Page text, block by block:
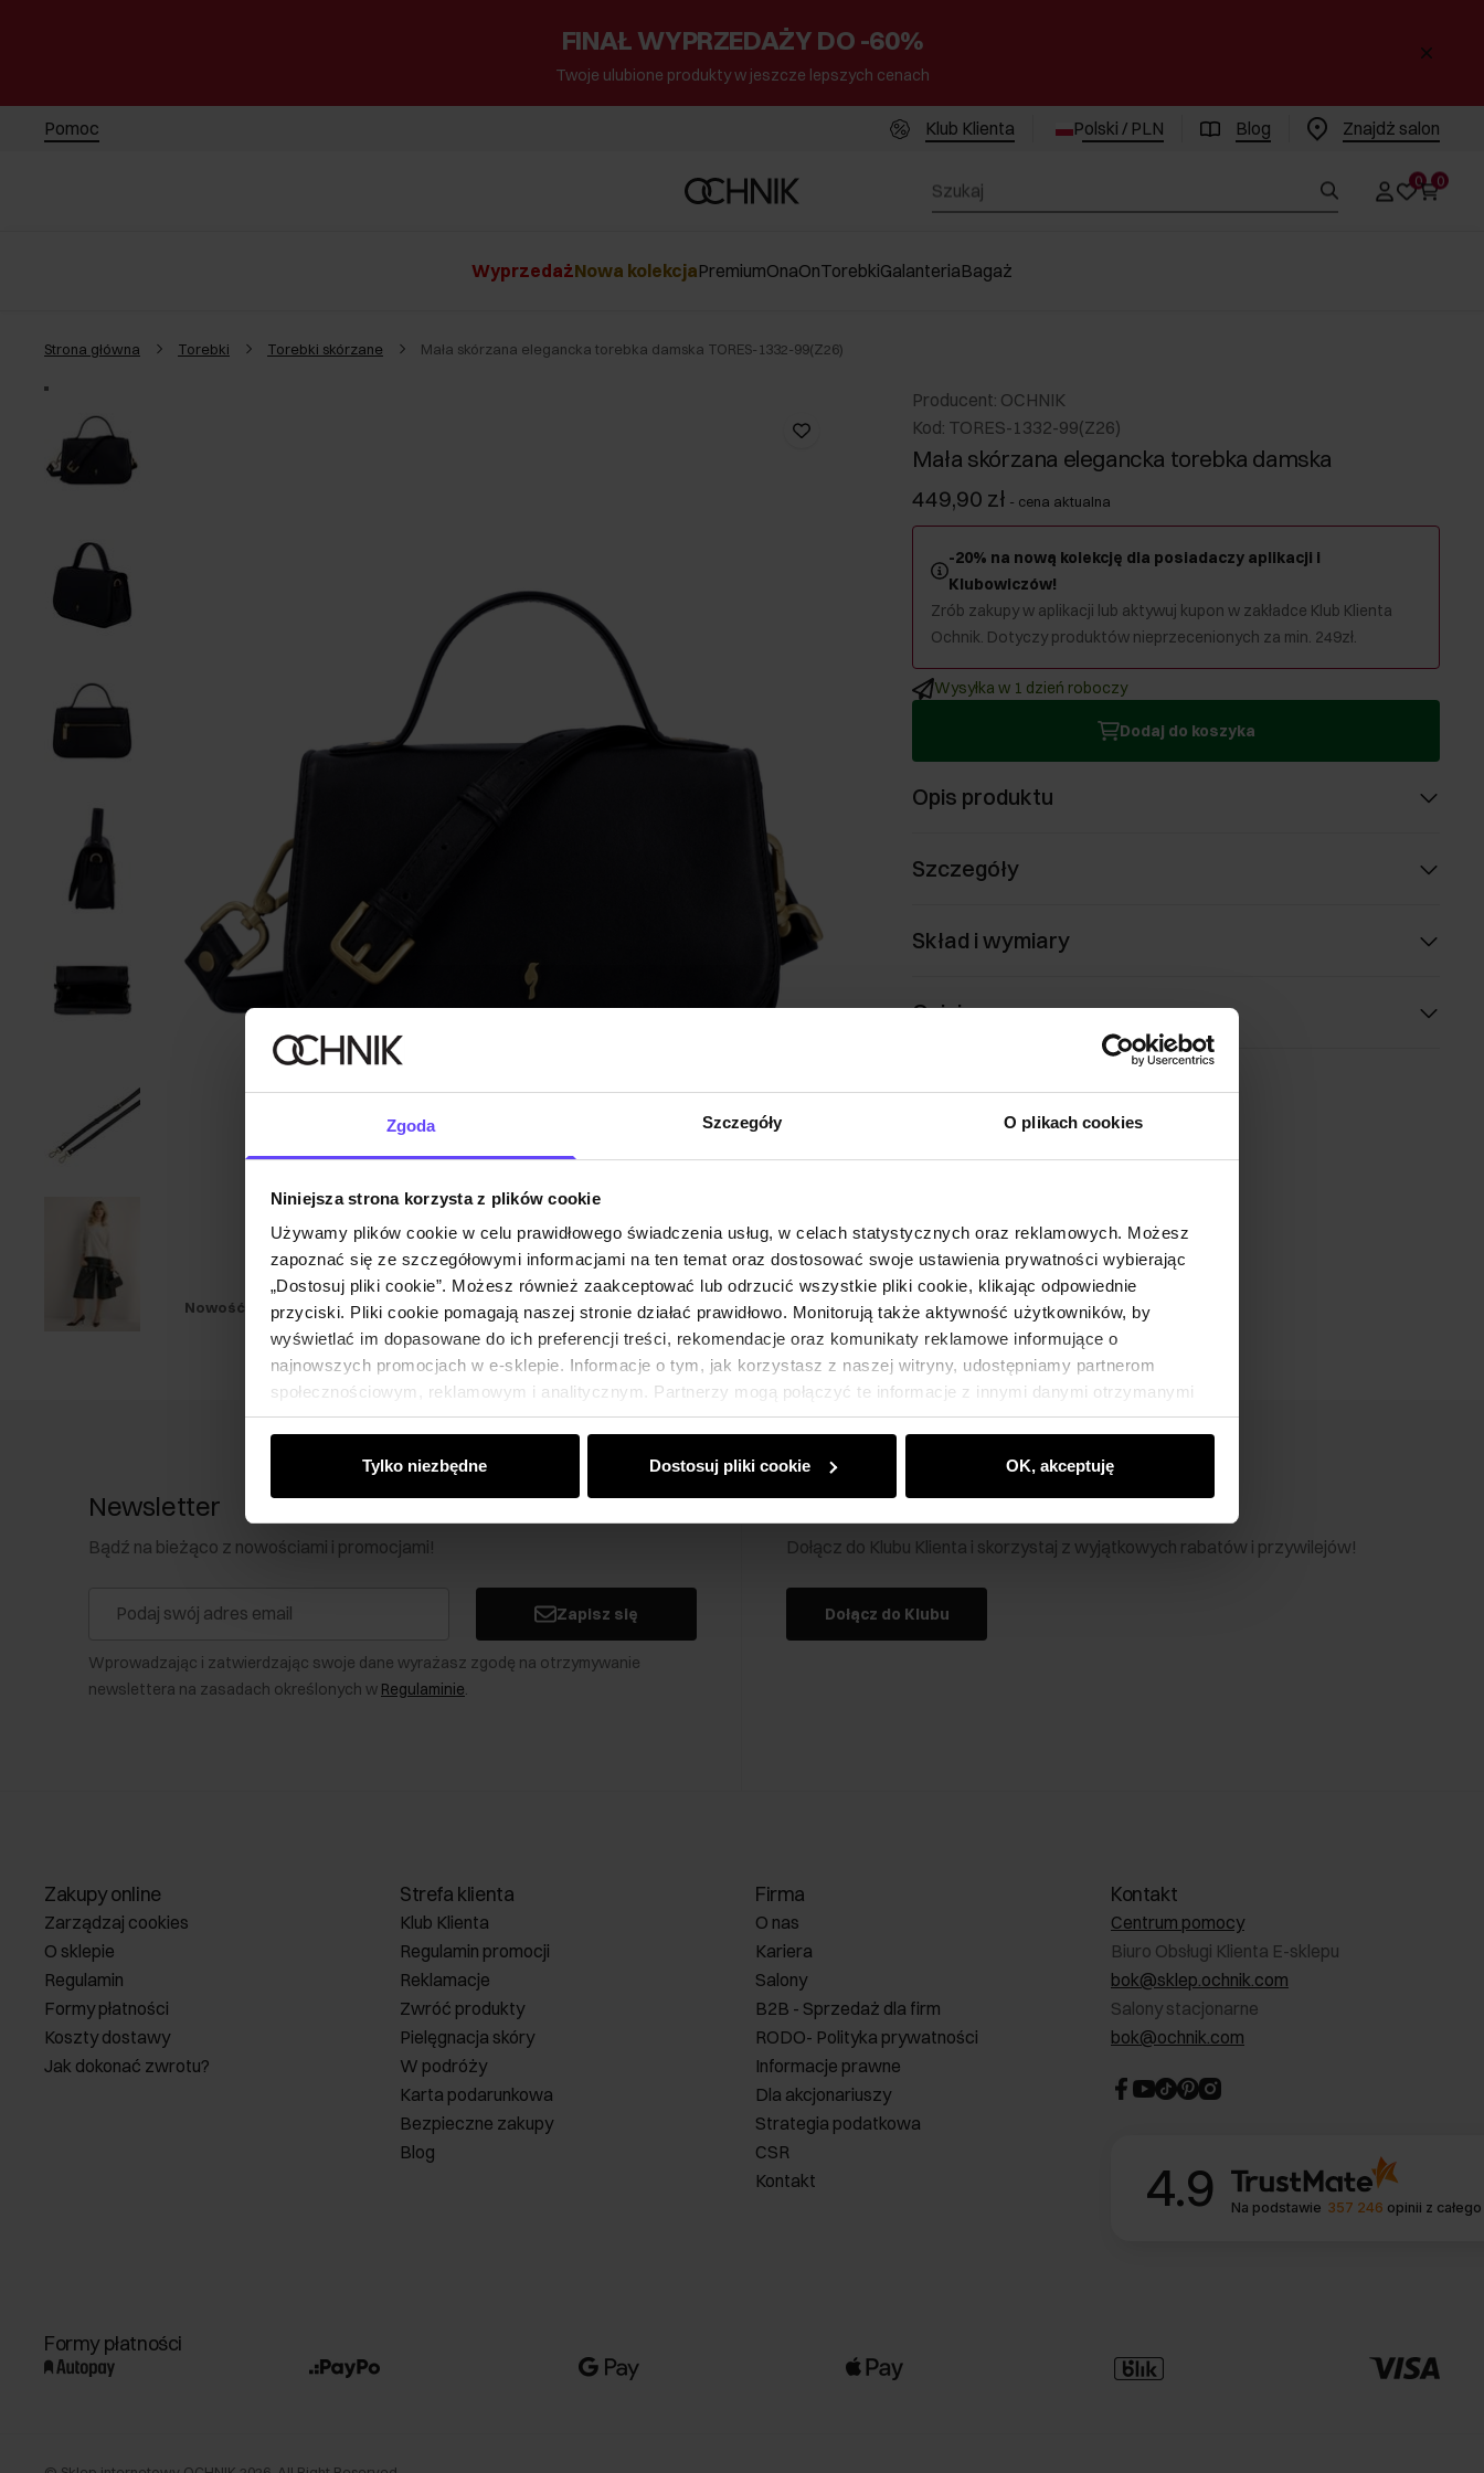
Zgoda Szczegóły O plikach cookies
Niniejsza strona korzysta z plików cookie
Używamy plików cookie w celu prawidłowego świadczenia usług, w celach statystycznych oraz reklamowych. Możesz
zapoznać się ze szczegółowymi informacjami na ten temat oraz dostosować swoje ustawienia prywatności wybierając
„Dostosuj pliki cookie”. Możesz również zaakceptować lub odrzucić wszystkie pliki cookie, klikając odpowiednie
przyciski. Pliki cookie pomagają naszej stronie działać prawidłowo. Monitorują także aktywność użytkowników, by
wyświetlać im dopasowane do ich preferencji treści, rekomendacje oraz komunikaty reklamowe informujące o
najnowszych promocjach w e-sklepie. Informacje o tym, jak korzystasz z naszej witryny, udostępniamy partnerom
społecznościowym, reklamowym i analitycznym. Partnerzy mogą połączyć te informacje z innymi danymi otrzymanymi
od Ciebie lub uzyskanymi podczas korzystania z ich usług.
Tylko niezbędne Dostosuj pliki cookie OK, akceptuję
FINAŁ WYPRZEDAŻY DO -60%
Twoje ulubione produkty w jeszcze lepszych cenach
Pomoc Klub Klienta Polski / PLN Blog Znajdż salon
0 0
WyprzedażNowa kolekcjaPremiumOnaOnTorebkiGalanteriaBagaż
Strona główna Torebki Torebki skórzane Mała skórzana elegancka torebka damska TORES-1332-99(Z26)
Nowość TYLKO ONLINE NEW20
Producent: OCHNIK
Kod: TORES-1332-99(Z26)
Mała skórzana elegancka torebka damska
449,90 zł - cena aktualna
-20% na nową kolekcję dla posiadaczy aplikacji i
Klubowiczów!
Zrób zakupy w aplikacji lub aktywuj kupon w zakładce Klub Klienta
Ochnik. Dotyczy produktów nieprzecenionych za min. 249zł.
Wysyłka w 1 dzień roboczy
Dodaj do koszyka
Opis produktu
Szczegóły
Skład i wymiary
Opinie
Newsletter
Bądź na bieżąco z nowościami i promocjami!
Zapisz się
Wprowadzając i zatwierdzając swoje dane wyrażasz zgodę na otrzymywanie
newslettera na zasadach określonych w Regulaminie.
Klub Klienta Ochnik
Dołącz do Klubu Klienta i skorzystaj z wyjątkowych rabatów i przywilejów!
Dołącz do Klubu
Zakupy online
Zarządzaj cookies
O sklepie
Regulamin
Formy płatności
Koszty dostawy
Jak dokonać zwrotu?
Strefa klienta
Klub Klienta
Regulamin promocji
Reklamacje
Zwróć produkty
Pielęgnacja skóry
W podróży
Karta podarunkowa
Bezpieczne zakupy
Blog
Firma
O nas
Kariera
Salony
B2B - Sprzedaż dla firm
RODO- Polityka prywatności
Informacje prawne
Dla akcjonariuszy
Strategia podatkowa
CSR
Kontakt
Kontakt
Centrum pomocy
Biuro Obsługi Klienta E-sklepu
bok@sklep.ochnik.com
Salony stacjonarne
bok@ochnik.com
4.9 Na podstawie 357 246 opinii z
Formy płatności